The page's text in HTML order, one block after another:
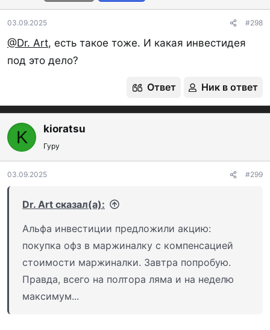
и
:
03.09.2025 #298
@Dr. Art, есть такое тоже. И какая инвестидея
под это дело?
Ответ Ник в ответ
K kioratsu
Гуру
03.09.2025 #299
Dr. Art сказал(а):
Альфа инвестиции предложили акцию:
покупка офз в маржиналку с компенсацией
стоимости маржиналки. Завтра попробую.
Правда, всего на полтора ляма и на неделю
максимум...